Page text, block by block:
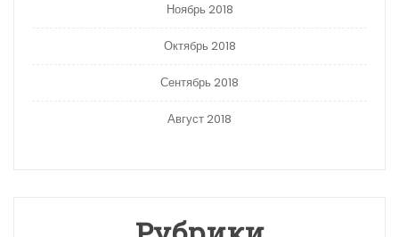
Ноябрь 2018
Октябрь 2018
Сентябрь 2018
Август 2018